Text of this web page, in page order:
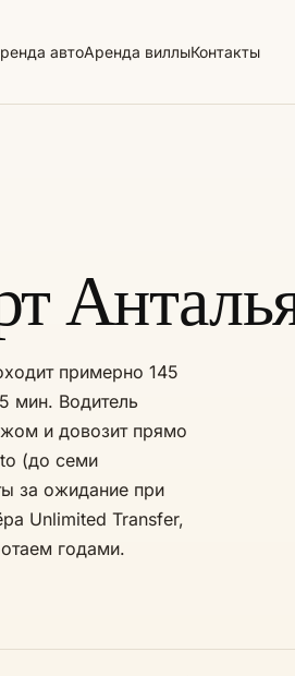
автоАренда виллыКонтакты
примерно 145
мин. Водитель
и довозит прямо
(до семи
за ожидание при
Unlimited Transfer,
годами.